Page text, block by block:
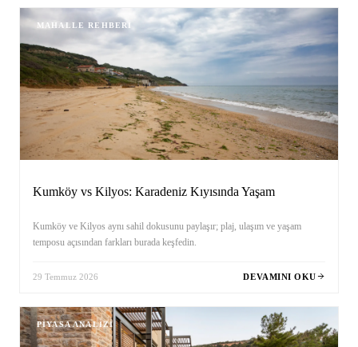
MAHALLE REHBERI
Kumköy vs Kilyos: Karadeniz Kıyısında Yaşam
Kumköy ve Kilyos aynı sahil dokusunu paylaşır; plaj, ulaşım ve yaşam
temposu açısından farkları burada keşfedin.
29 Temmuz 2026 DEVAMINI OKU
PIYASA ANALIZI